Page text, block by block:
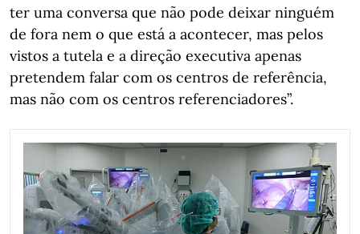
ter uma conversa que não pode deixar ninguém
de fora nem o que está a acontecer, mas pelos
vistos a tutela e a direção executiva apenas
pretendem falar com os centros de referência,
mas não com os centros referenciadores”.